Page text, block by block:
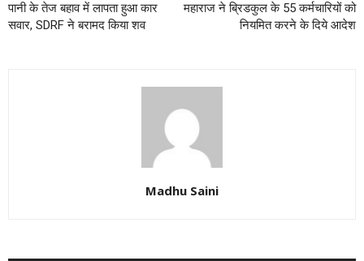
पानी के तेज बहाव में लापता हुआ कार
सवार, SDRF ने बरामद किया शव
महाराज ने ब्रिडकुल के 55 कर्मचारियों को
नियमित करने के दिये आदेश
Madhu Saini